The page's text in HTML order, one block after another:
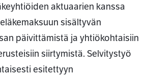
aktuaarien kanssa
sisältyvän
päivittämistä ja yhtiökohtaisiin
siirtymistä. Selvitystyö
esitettyyn